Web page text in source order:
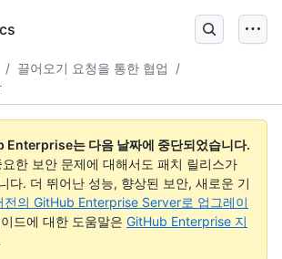
/ 끌어오기 요청을 통한 협업
/
Enterprise는 다음 날짜에 중단되었습니다.
요한 보안 문제에 대해서도 패치 릴리스가
다. 더 뛰어난 성능, 향상된 보안, 새로운 기
전의 GitHub Enterprise Server로 업그레이
드에 대한 도움말은 GitHub Enterprise 지